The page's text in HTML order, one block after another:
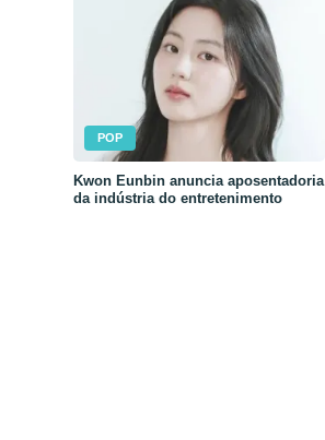
POP
Kwon Eunbin anuncia aposentadoria
da indústria do entretenimento